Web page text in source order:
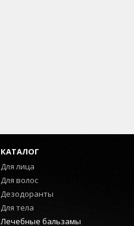
КАТАЛОГ
Для лица
Для волос
Дезодоранты
Для тела
Лечебные бальзамы